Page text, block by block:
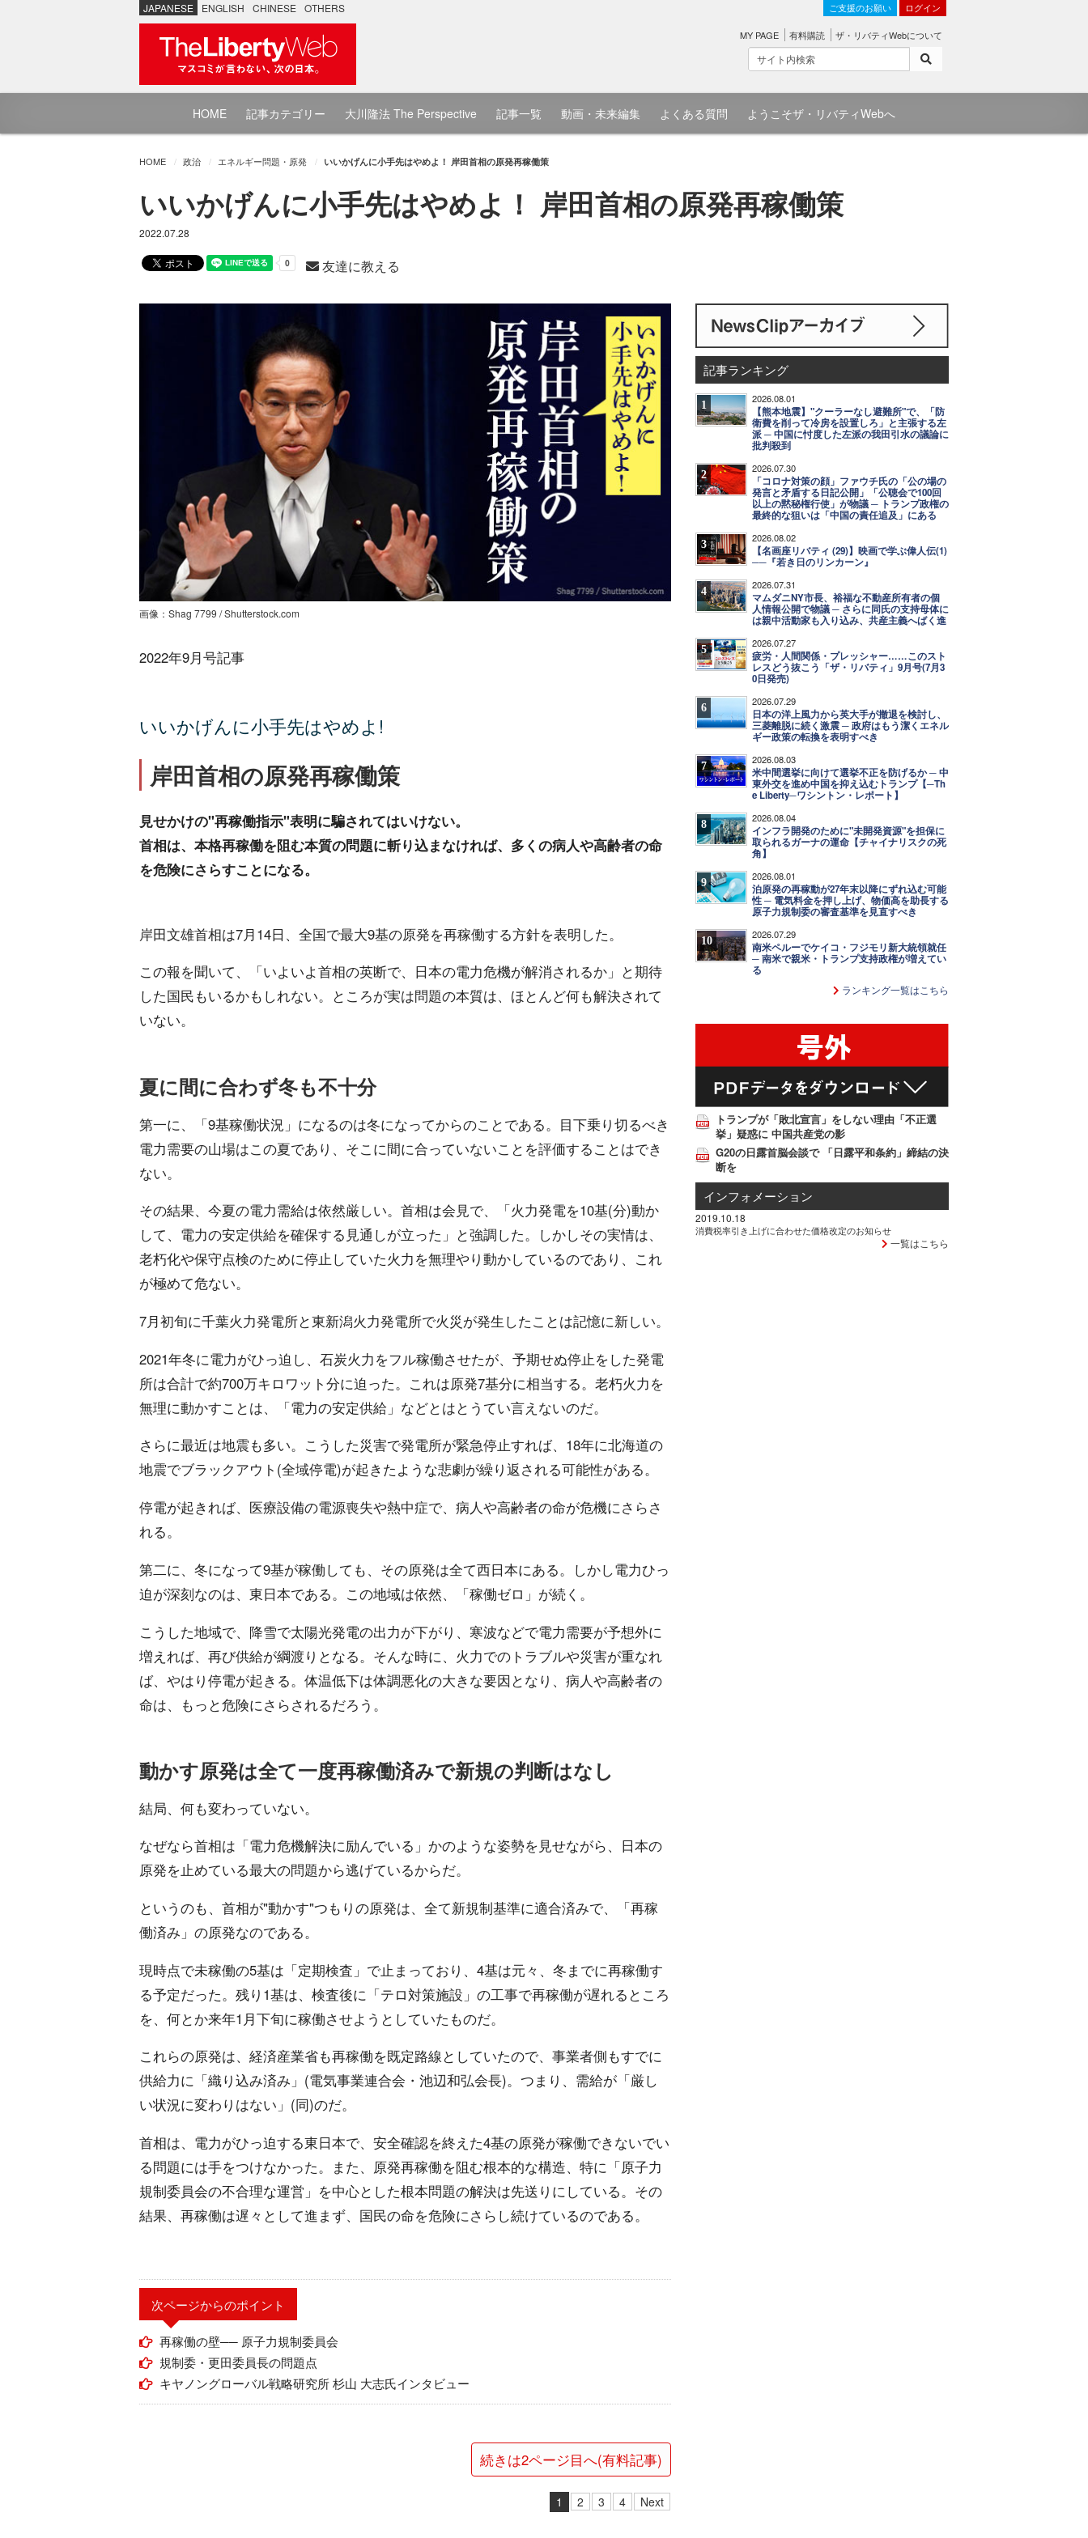
JAPANESE ENGLISH CHINESE OTHERS ご支援のお願い ログイン
MY PAGE 有料購読 ザ・リバティWebについて
HOME 記事カテゴリー 大川隆法 The Perspective 記事一覧 動画・未来編集 よくある質問 ようこそザ・リバティWebへ
HOME 政治 エネルギー問題・原発 いいかげんに小手先はやめよ！ 岸田首相の原発再稼働策
いいかげんに小手先はやめよ！ 岸田首相の原発再稼働策
2022.07.28
友達に教える
画像：Shag 7799 / Shutterstock.com
2022年9月号記事
いいかげんに小手先はやめよ!
岸田首相の原発再稼働策
見せかけの"再稼働指示"表明に騙されてはいけない。
首相は、本格再稼働を阻む本質の問題に斬り込まなければ、多くの病人や高齢者の命
を危険にさらすことになる。
岸田文雄首相は7月14日、全国で最大9基の原発を再稼働する方針を表明した。
この報を聞いて、「いよいよ首相の英断で、日本の電力危機が解消されるか」と期待
した国民もいるかもしれない。ところが実は問題の本質は、ほとんど何も解決されて
いない。
夏に間に合わず冬も不十分
第一に、「9基稼働状況」になるのは冬になってからのことである。目下乗り切るべき
電力需要の山場はこの夏であり、そこに間に合っていないことを評価することはでき
ない。
その結果、今夏の電力需給は依然厳しい。首相は会見で、「火力発電を10基(分)動か
して、電力の安定供給を確保する見通しが立った」と強調した。しかしその実情は、
老朽化や保守点検のために停止していた火力を無理やり動かしているのであり、これ
が極めて危ない。
7月初旬に千葉火力発電所と東新潟火力発電所で火災が発生したことは記憶に新しい。
2021年冬に電力がひっ迫し、石炭火力をフル稼働させたが、予期せぬ停止をした発電
所は合計で約700万キロワット分に迫った。これは原発7基分に相当する。老朽火力を
無理に動かすことは、「電力の安定供給」などとはとうてい言えないのだ。
さらに最近は地震も多い。こうした災害で発電所が緊急停止すれば、18年に北海道の
地震でブラックアウト(全域停電)が起きたような悲劇が繰り返される可能性がある。
停電が起きれば、医療設備の電源喪失や熱中症で、病人や高齢者の命が危機にさらさ
れる。
第二に、冬になって9基が稼働しても、その原発は全て西日本にある。しかし電力ひっ
迫が深刻なのは、東日本である。この地域は依然、「稼働ゼロ」が続く。
こうした地域で、降雪で太陽光発電の出力が下がり、寒波などで電力需要が予想外に
増えれば、再び供給が綱渡りとなる。そんな時に、火力でのトラブルや災害が重なれ
ば、やはり停電が起きる。体温低下は体調悪化の大きな要因となり、病人や高齢者の
命は、もっと危険にさらされるだろう。
動かす原発は全て一度再稼働済みで新規の判断はなし
結局、何も変わっていない。
なぜなら首相は「電力危機解決に励んでいる」かのような姿勢を見せながら、日本の
原発を止めている最大の問題から逃げているからだ。
というのも、首相が"動かす"つもりの原発は、全て新規制基準に適合済みで、「再稼
働済み」の原発なのである。
現時点で未稼働の5基は「定期検査」で止まっており、4基は元々、冬までに再稼働す
る予定だった。残り1基は、検査後に「テロ対策施設」の工事で再稼働が遅れるところ
を、何とか来年1月下旬に稼働させようとしていたものだ。
これらの原発は、経済産業省も再稼働を既定路線としていたので、事業者側もすでに
供給力に「織り込み済み」(電気事業連合会・池辺和弘会長)。つまり、需給が「厳し
い状況に変わりはない」(同)のだ。
首相は、電力がひっ迫する東日本で、安全確認を終えた4基の原発が稼働できないでい
る問題には手をつけなかった。また、原発再稼働を阻む根本的な構造、特に「原子力
規制委員会の不合理な運営」を中心とした根本問題の解決は先送りにしている。その
結果、再稼働は遅々として進まず、国民の命を危険にさらし続けているのである。
次ページからのポイント
再稼働の壁── 原子力規制委員会
規制委・更田委員長の問題点
キヤノングローバル戦略研究所 杉山 大志氏インタビュー
続きは2ページ目へ(有料記事)
1 2 3 4 Next
記事ランキング
1 2026.08.01
【熊本地震】"クーラーなし避難所"で、「防
衛費を削って冷房を設置しろ」と主張する左
派 ─ 中国に忖度した左派の我田引水の議論に
批判殺到
2 2026.07.30
「コロナ対策の顔」ファウチ氏の「公の場の
発言と矛盾する日記公開」「公聴会で100回
以上の黙秘権行使」が物議 ─ トランプ政権の
最終的な狙いは「中国の責任追及」にある
3 2026.08.02
【名画座リバティ (29)】映画で学ぶ偉人伝(1)
──『若き日のリンカーン』
4 2026.07.31
マムダニNY市長、裕福な不動産所有者の個
人情報公開で物議 ─ さらに同氏の支持母体に
は親中活動家も入り込み、共産主義へばく進
5 2026.07.27
疲労・人間関係・プレッシャー……このスト
レスどう抜こう「ザ・リバティ」9月号(7月3
0日発売)
6 2026.07.29
日本の洋上風力から英大手が撤退を検討し、
三菱離脱に続く激震 ─ 政府はもう潔くエネル
ギー政策の転換を表明すべき
7 2026.08.03
米中間選挙に向けて選挙不正を防げるか ─ 中
東外交を進め中国を抑え込むトランプ【─Th
e Liberty─ワシントン・レポート】
8 2026.08.04
インフラ開発のために"未開発資源"を担保に
取られるガーナの運命【チャイナリスクの死
角】
9 2026.08.01
泊原発の再稼動が27年末以降にずれ込む可能
性 ─ 電気料金を押し上げ、物価高を助長する
原子力規制委の審査基準を見直すべき
10 2026.07.29
南米ペルーでケイコ・フジモリ新大統領就任
─ 南米で親米・トランプ支持政権が増えてい
る
ランキング一覧はこちら
トランプが「敗北宣言」をしない理由「不正選
挙」疑惑に 中国共産党の影
G20の日露首脳会談で 「日露平和条約」締結の決
断を
インフォメーション
2019.10.18
消費税率引き上げに合わせた価格改定のお知らせ
一覧はこちら